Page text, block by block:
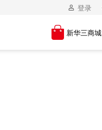
登录
新华三商城